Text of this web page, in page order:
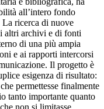
all’intero fondo
ricerca di nuove
altri archivi e di fonti
di una più ampia
e ai rapporti intercorsi
Il progetto è
esigenza di risultato:
permettesse finalmente
tanto importante quanto